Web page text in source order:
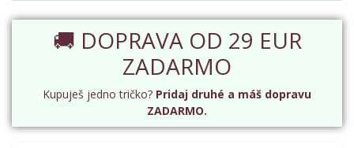
🚚 DOPRAVA OD 29 EUR
ZADARMO
Kupuješ jedno tričko? Pridaj druhé a máš dopravu
ZADARMO.